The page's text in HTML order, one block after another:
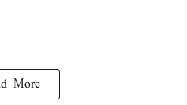
More